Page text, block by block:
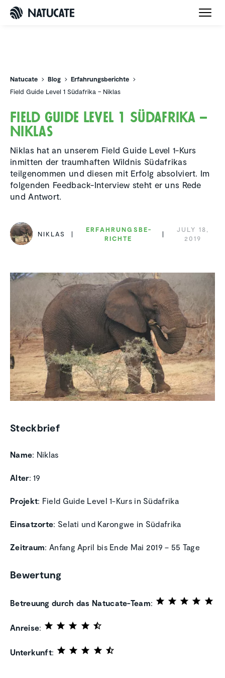
Natucate Blog
Erfahrungsberichte
Field Guide Level 1 Südafrika – Niklas
Field Guide Level 1 Südafrika –
Niklas
Niklas hat an unserem Field Guide Level 1-Kurs
inmitten der traumhaften Wildnis Südafrikas
teilgenommen und diesen mit Erfolg absolviert. Im
folgenden Feedback-Interview steht er uns Rede
und Antwort.
NIKLAS
ERFAH­RUNGS­BE­
RICHTE
JULY 18,
2019
Steckbrief
Name: Niklas
Alter: 19
Projekt: Field Guide Level 1-Kurs in Südafrika
Einsatzorte: Selati und Karongwe in Südafrika
Zeitraum: Anfang April bis Ende Mai 2019 – 55 Tage
Bewertung
Betreuung durch das Natucate-Team:
Anreise:
Unterkunft: